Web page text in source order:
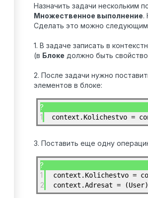
Назначить задачи нескольким
Множественное выполнение.
Сделать это можно
1. В задаче записать в
(в Блоке должно быть
2. После задачи нужно
элементов в блоке:
?
1
context.Kolichestvo =
3. Поставить еще одну
?
1
2
context.Kolichestvo =
context.Adresat =